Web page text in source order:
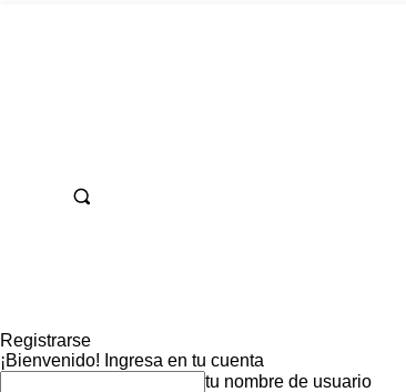
Registrarse
¡Bienvenido! Ingresa en tu cuenta
tu nombre de usuario